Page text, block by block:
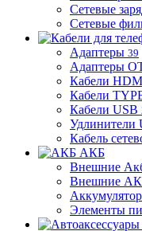
Сетевые
Сетевые
Адаптеры 39
Адаптеры
Кабели
Кабели
Кабели USB
Удлинители
Кабель
АКБ
Внешние
Внешние
Элементы